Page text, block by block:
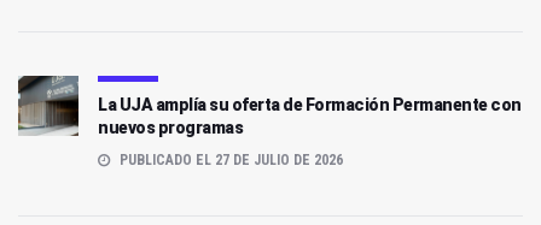
La UJA amplía su oferta de Formación Permanente con
nuevos programas
PUBLICADO EL 27 DE JULIO DE 2026